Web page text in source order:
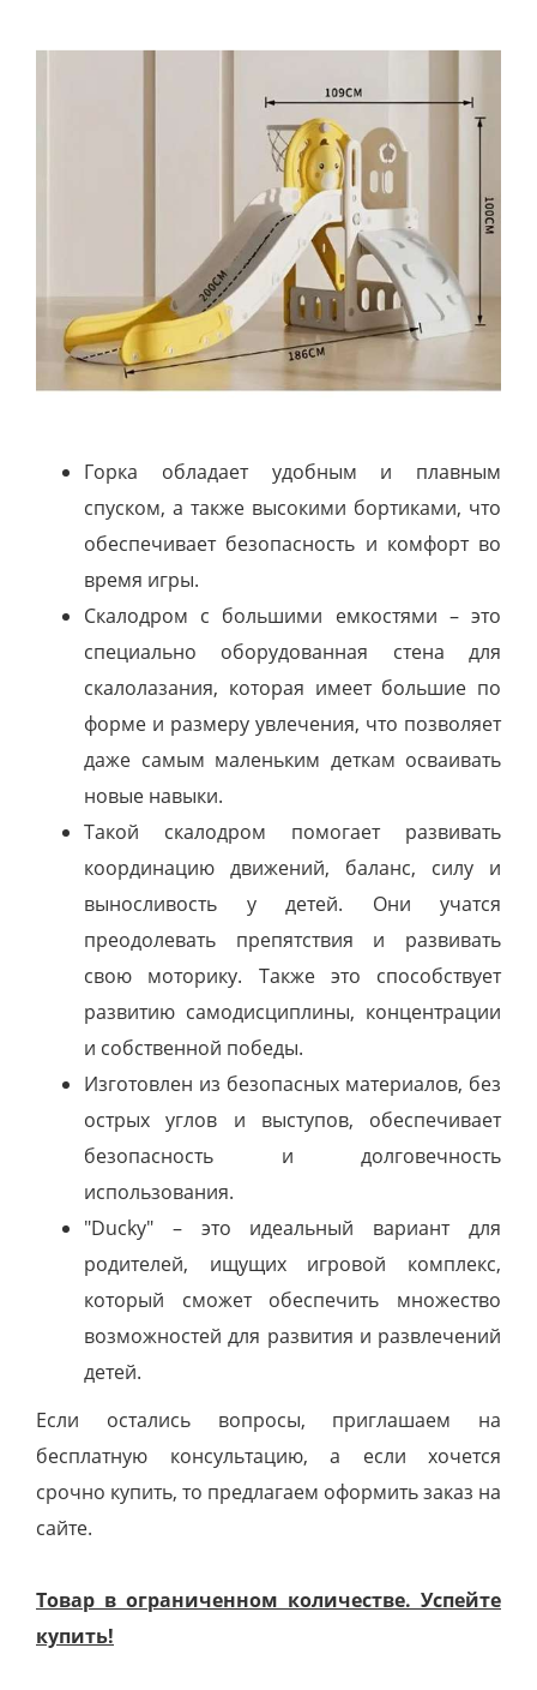
Горка обладает удобным и плавным
спуском, а также высокими бортиками, что
обеспечивает безопасность и комфорт во
время игры.
Скалодром с большими емкостями – это
специально оборудованная стена для
скалолазания, которая имеет большие по
форме и размеру увлечения, что позволяет
даже самым маленьким деткам осваивать
новые навыки.
Такой скалодром помогает развивать
координацию движений, баланс, силу и
выносливость у детей. Они учатся
преодолевать препятствия и развивать
свою моторику. Также это способствует
развитию самодисциплины, концентрации
и собственной победы.
Изготовлен из безопасных материалов, без
острых углов и выступов, обеспечивает
безопасность и долговечность
использования.
"Ducky" – это идеальный вариант для
родителей, ищущих игровой комплекс,
который сможет обеспечить множество
возможностей для развития и развлечений
детей.
Если остались вопросы, приглашаем на
бесплатную консультацию, а если хочется
срочно купить, то предлагаем оформить заказ на
сайте.
Товар в ограниченном количестве. Успейте
купить!